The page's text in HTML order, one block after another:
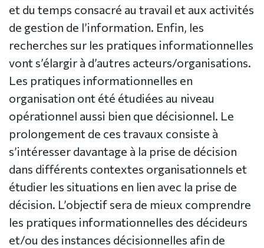
et du temps consacré au travail et aux activités
de gestion de l’information. Enfin, les
recherches sur les pratiques informationnelles
vont s’élargir à d’autres acteurs/organisations.
Les pratiques informationnelles en
organisation ont été étudiées au niveau
opérationnel aussi bien que décisionnel. Le
prolongement de ces travaux consiste à
s’intéresser davantage à la prise de décision
dans différents contextes organisationnels et
étudier les situations en lien avec la prise de
décision. L’objectif sera de mieux comprendre
les pratiques informationnelles des décideurs
et/ou des instances décisionnelles afin de